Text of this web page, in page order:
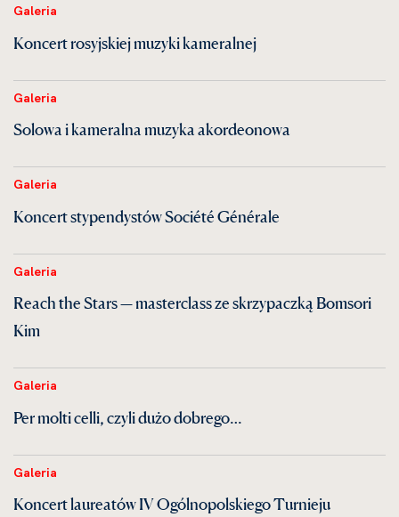
Galeria
Koncert rosyjskiej muzyki kameralnej
Galeria
Solowa i kameralna muzyka akordeonowa
Galeria
Koncert stypendystów Société Générale
Galeria
Reach the Stars — masterclass ze skrzypaczką Bomsori
Kim
Galeria
Per molti celli, czyli dużo dobrego…
Galeria
Koncert laureatów IV Ogólnopolskiego Turnieju